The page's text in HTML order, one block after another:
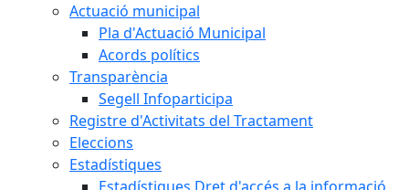
Actuació municipal
Pla d'Actuació Municipal
Acords polítics
Transparència
Segell Infoparticipa
Registre d'Activitats del Tractament
Eleccions
Estadístiques